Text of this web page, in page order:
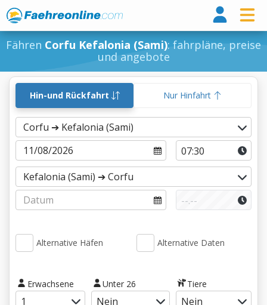
Fähren Corfu Kefalonia (Sami): fahrpläne, preise
und angebote
Hin-und Rückfahrt Nur Hinfahrt
Alternative Häfen Alternative Daten
Erwachsene Unter 26 Tiere